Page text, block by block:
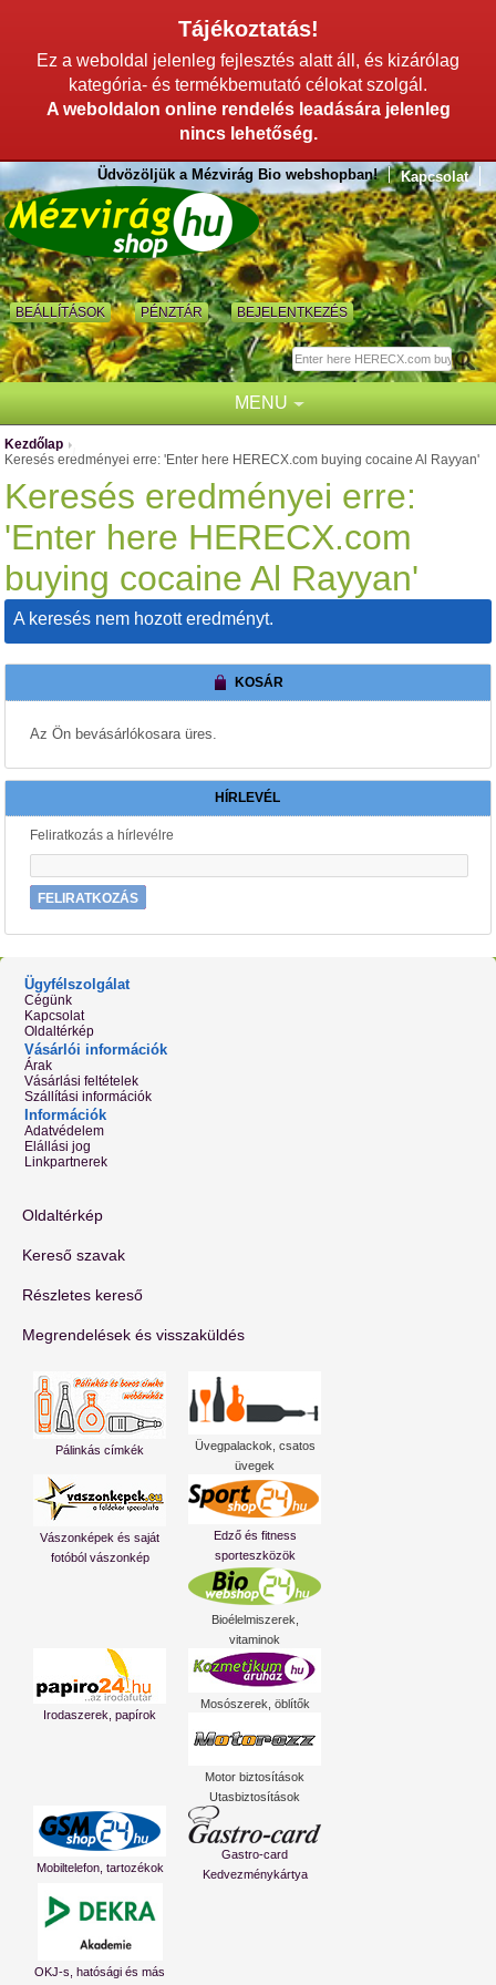
Tájékoztatás!
Ez a weboldal jelenleg fejlesztés alatt áll, és kizárólag
kategória- és termékbemutató célokat szolgál.
A weboldalon online rendelés leadására jelenleg
nincs lehetőség.
Üdvözöljük a Mézvirág Bio webshopban! Kapcsolat
BEÁLLÍTÁSOK PÉNZTÁR BEJELENTKEZÉS
MENU
Kezdőlap
Keresés eredményei erre: 'Enter here HERECX.com buying cocaine Al Rayyan'
Keresés eredményei erre:
'Enter here HERECX.com
buying cocaine Al Rayyan'
A keresés nem hozott eredményt.
KOSÁR
Az Ön bevásárlókosara üres.
HÍRLEVÉL
Feliratkozás a hírlevélre
FELIRATKOZÁS
Ügyfélszolgálat
Cégünk
Kapcsolat
Oldaltérkép
Vásárlói információk
Árak
Vásárlási feltételek
Szállítási információk
Információk
Adatvédelem
Elállási jog
Linkpartnerek
Oldaltérkép
Kereső szavak
Részletes kereső
Megrendelések és visszaküldés
Pálinkás címkék
Üvegpalackok, csatos
üvegek
Vászonképek és saját
fotóból vászonkép
Edző és fitness
sporteszközök
Bioélelmiszerek,
vitaminok
Irodaszerek, papírok
Mosószerek, öblítők
Motor biztosítások
Utasbiztosítások
Mobiltelefon, tartozékok
Gastro-card
Kedvezménykártya
OKJ-s, hatósági és más